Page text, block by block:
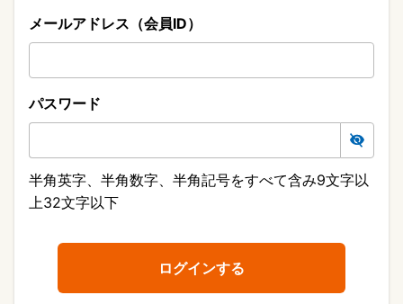
メールアドレス（会員ID）
パスワード
半角英字、半角数字、半角記号をすべて含み9文字以
上32文字以下